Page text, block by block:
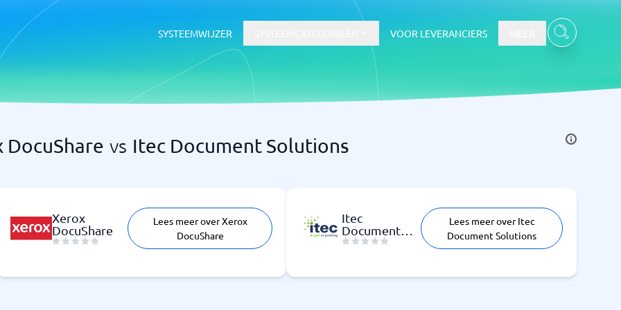
SYSTEEMWIJZER
HR & Talent
LMS
VOOR LEVERANCIERS
DocuShare vs Itec Document Solutions
Xerox
DocuShare
Lees meer over Xerox
DocuShare
Itec
Document
Solutions
Lees meer over Itec
Document Solutions